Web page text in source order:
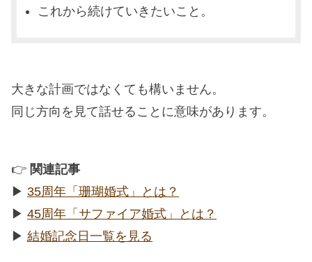
これから続けていきたいこと。
大きな計画ではなくても構いません。
同じ方向を見て話せることに意味があります。
👉 関連記事
▶︎ 35周年「珊瑚婚式」とは？
▶︎ 45周年「サファイア婚式」とは？
▶︎ 結婚記念日一覧を見る